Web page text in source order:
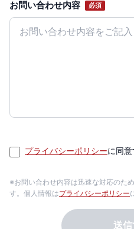
お問い合わせ内容 必須
プライバシーポリシーに同
※お問い合わせ内容は迅速な対応のた
す。個人情報はプライバシーポリシー
送